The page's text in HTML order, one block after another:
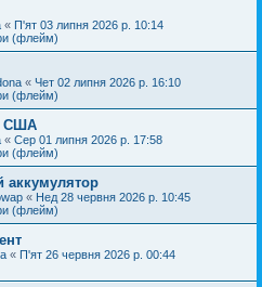
« П'ят 03 липня 2026 р. 10:14
(флейм)
« Чет 02 липня 2026 р. 16:10
(флейм)
США
« Сер 01 липня 2026 р. 17:58
(флейм)
аккумулятор
« Нед 28 червня 2026 р. 10:45
(флейм)
« П'ят 26 червня 2026 р. 00:44